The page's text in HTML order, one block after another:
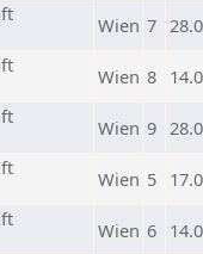
Wien 7
Wien 8
Wien 9
Wien 5
Wien 6